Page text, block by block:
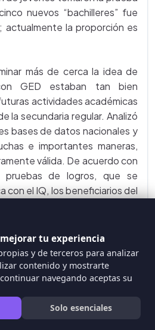
nuevos “bachilleres” fue
actualmente la proporción es
más de cerca la idea de
GED estaban tan bien
actividades académicas
la secundaria regular. Analizó
bases de datos nacionales y
e importantes maneras,
válida. De acuerdo con
de logros, que se
con el IQ, los beneficiarios del
observó su recorrido por la
que los que recibieron
en nadaa los graduados de
que a los 22 años, solo el 3%
GED estaban enrolados en
de cuatro años o habían
tipo de educación post
tu experiencia
y de terceros para analizar
contenido y mostrarte
navegando aceptas su
Solo esenciales